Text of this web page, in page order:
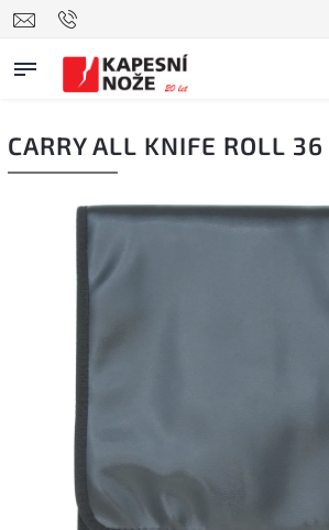
CARRY ALL KNIFE ROLL 36